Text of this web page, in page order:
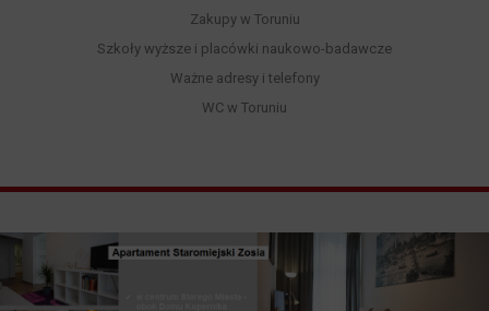
Zakupy w Toruniu
Szkoły wyższe i placówki naukowo-badawcze
Ważne adresy i telefony
WC w Toruniu